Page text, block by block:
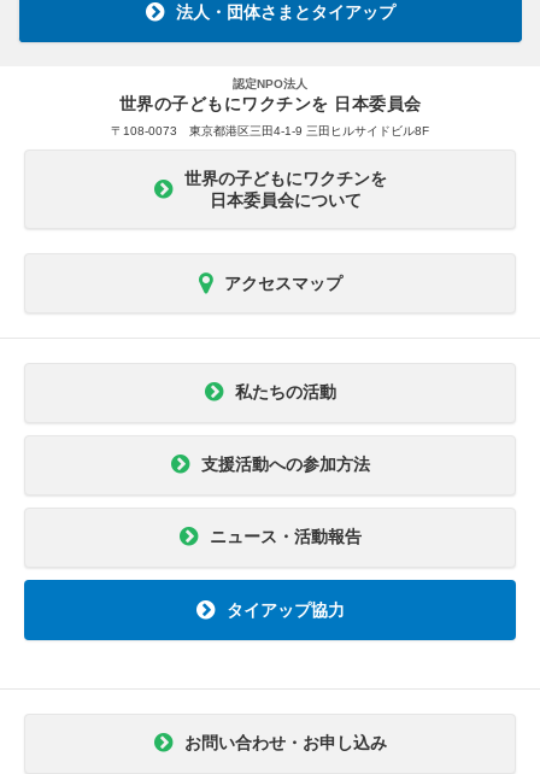
法人・団体さまとタイアップ
認定NPO法人
世界の子どもにワクチンを 日本委員会
〒108-0073 東京都港区三田4-1-9 三田ヒルサイドビル8F
世界の子どもにワクチンを
日本委員会について
アクセスマップ
私たちの活動
支援活動への参加方法
ニュース・活動報告
タイアップ協力
お問い合わせ・お申し込み